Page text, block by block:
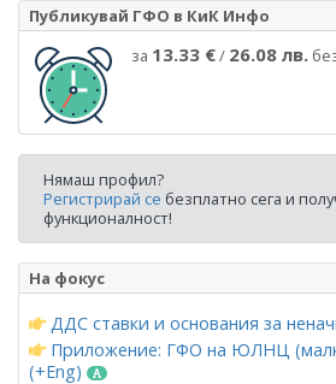
Публикувай ГФО в КиК Инфо
за 13.33 €/ 26.08 лв.
Нямаш профил?
Регистрирай се безплатно сега и
функционалност!
На фокус
ДДС ставки и основания за
Приложение: ГФО на ЮЛНЦ
(+Eng)